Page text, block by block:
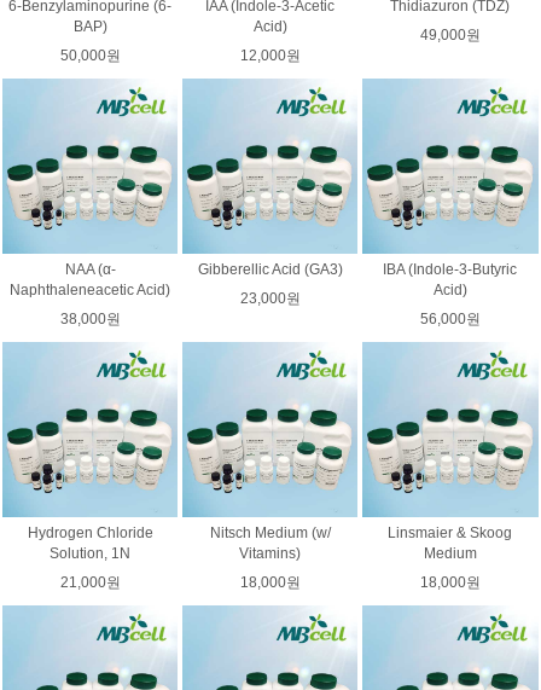
6-Benzylaminopurine (6-
BAP)
50,000원
IAA (Indole-3-Acetic
Acid)
12,000원
Thidiazuron (TDZ)
49,000원
NAA (α-
Naphthaleneacetic Acid)
38,000원
Gibberellic Acid (GA3)
23,000원
IBA (Indole-3-Butyric
Acid)
56,000원
Hydrogen Chloride
Solution, 1N
21,000원
Nitsch Medium (w/
Vitamins)
18,000원
Linsmaier & Skoog
Medium
18,000원